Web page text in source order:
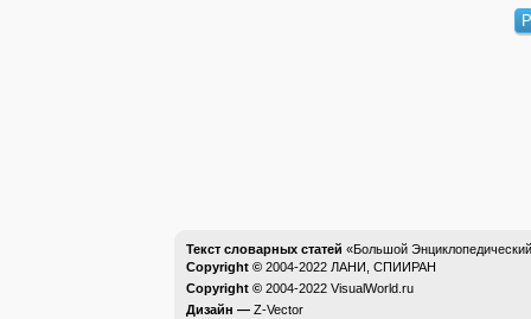
Текст словарных статей «Большой
Copyright © 2004-2022 ЛАНИ, СПИИРАН
Copyright © 2004-2022 VisualWorld.ru
Дизайн — Z-Vector